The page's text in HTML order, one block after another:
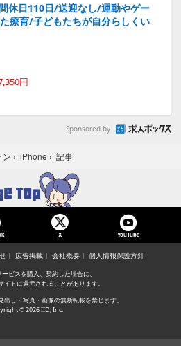
休日110日/送迎なし/運動やゲー
療育/子どもたちが自分らしくい
円
Sponsored by
ン › iPhone › 記事
X YouTube
広告掲載 会社概要 個人情報保護方針
ビスを購入、契約した場合に、
イトに還元されることがあります。
出し・写真・画像の無断転載を禁じます。
© 2026 IID, Inc.